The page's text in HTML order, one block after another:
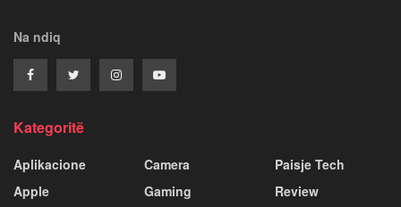
Na ndiq
Kategoritë
Aplikacione
Apple
Camera
Gaming
Paisje Tech
Review